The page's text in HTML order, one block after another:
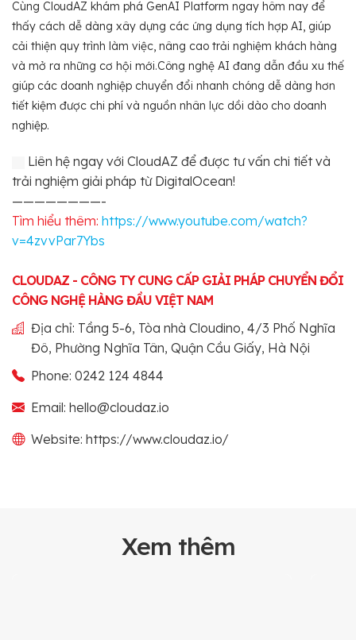
Cùng CloudAZ khám phá GenAI Platform ngay hôm nay để
thấy cách dễ dàng xây dựng các ứng dụng tích hợp AI, giúp
cải thiện quy trình làm việc, nâng cao trải nghiệm khách hàng
và mở ra những cơ hội mới.Công nghệ AI đang dẫn đầu xu thế
giúp các doanh nghiệp chuyển đổi nhanh chóng dễ dàng hơn
tiết kiệm được chi phí và nguồn nhân lực dồi dào cho doanh
nghiệp.
Liên hệ ngay với CloudAZ để được tư vấn chi tiết và
trải nghiệm giải pháp từ DigitalOcean!
————————-
Tìm hiểu thêm: https://www.youtube.com/watch?
v=4zvvPar7Ybs
CLOUDAZ - CÔNG TY CUNG CẤP GIẢI PHÁP CHUYỂN ĐỔI
CÔNG NGHỆ HÀNG ĐẦU VIỆT NAM
Địa chỉ: Tầng 5-6, Tòa nhà Cloudino, 4/3 Phố Nghĩa
Đô, Phường Nghĩa Tân, Quận Cầu Giấy, Hà Nội
Phone: 0242 124 4844
Email: hello@cloudaz.io
Website: https://www.cloudaz.io/
Xem thêm